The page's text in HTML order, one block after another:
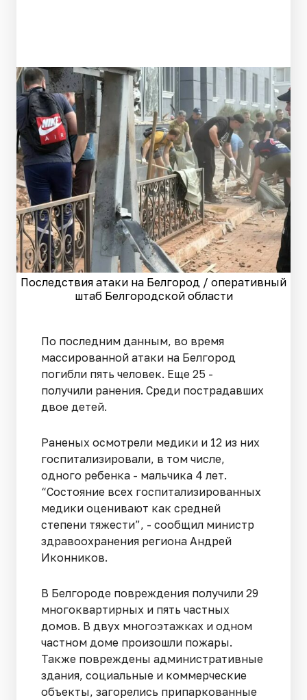
Последствия атаки на Белгород / оперативный
штаб Белгородской области
По последним данным, во время
массированной атаки на Белгород
погибли пять человек. Еще 25 -
получили ранения. Среди пострадавших
двое детей.
Раненых осмотрели медики и 12 из них
госпитализировали, в том числе,
одного ребенка - мальчика 4 лет.
“Состояние всех госпитализированных
медики оценивают как средней
степени тяжести”, - сообщил министр
здравоохранения региона Андрей
Иконников.
В Белгороде повреждения получили 29
многоквартирных и пять частных
домов. В двух многоэтажках и одном
частном доме произошли пожары.
Также повреждены административные
здания, социальные и коммерческие
объекты, загорелись припаркованные